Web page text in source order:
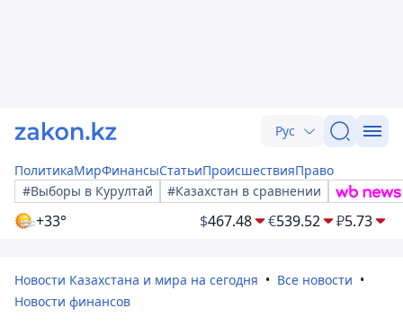
Рус
ПолитикаМирФинансыСтатьиПроисшествияПраво
#Выборы в Курултай
#Казахстан в сравнении
+33° $467.48 €539.52 ₽5.73
Новости Казахстана и мира на сегодня
Все новости
Новости финансов